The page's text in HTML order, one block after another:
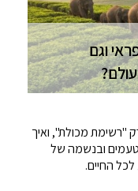
וגם
"רשימת מכולת", ואיך
ובנשמה של
החיים.